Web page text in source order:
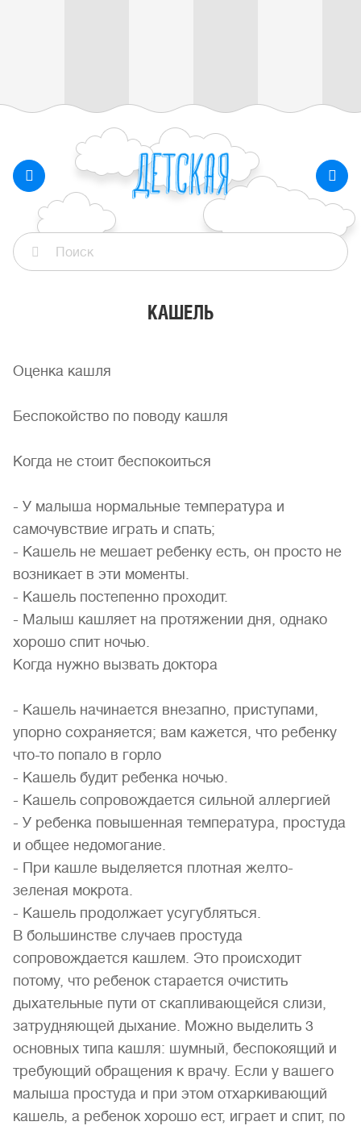
КАШЕЛЬ
Оценка кашля
Беспокойство по поводу кашля
Когда не стоит беспокоиться
- У малыша нормальные температура и
самочувствие играть и спать;
- Кашель не мешает ребенку есть, он просто не
возникает в эти моменты.
- Кашель постепенно проходит.
- Малыш кашляет на протяжении дня, однако
хорошо спит ночью.
Когда нужно вызвать доктора
- Кашель начинается внезапно, приступами,
упорно сохраняется; вам кажется, что ребенку
что-то попало в горло
- Кашель будит ребенка ночью.
- Кашель сопровождается сильной аллергией
- У ребенка повышенная температура, простуда
и общее недомогание.
- При кашле выделяется плотная желто-
зеленая мокрота.
- Кашель продолжает усугубляться.
В большинстве случаев простуда
сопровождается кашлем. Это происходит
потому, что ребенок старается очистить
дыхательные пути от скапливающейся слизи,
затрудняющей дыхание. Можно выделить 3
основных типа кашля: шумный, беспокоящий и
требующий обращения к врачу. Если у вашего
малыша простуда и при этом отхаркивающий
кашель, а ребенок хорошо ест, играет и спит, по